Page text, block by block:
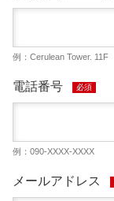
例：Cerulean Tower. 11F
電話番号 必須
例：090-XXXX-XXXX
メールアドレス